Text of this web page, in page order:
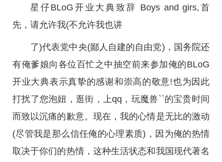
星仔BLoG开业大典致辞 Boys and girs,首
先，请允许我(不允许我也讲
了)代表党中央(鄙人自建的自由党)，国务院还
有俺爹娘向各位百忙之中抽空前来参加俺的BLoG
开业大典表示真挚的感谢和崇高的敬意!也为因此
打扰了您泡妞，逛街，上qq，玩魔兽``的宝贵时间
而致以沉痛的歉意。现在，我的心情是无比的激动
(尽管我是那么信任俺的心理素质)，因为俺的热情
取决于你们的热情，这种生活状态和我国现代著名